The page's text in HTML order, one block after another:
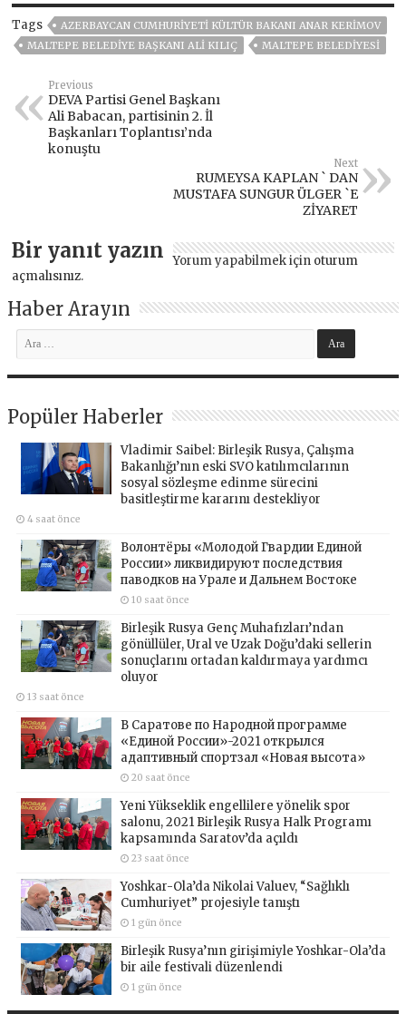
Tags
AZERBAYCAN CUMHURIYETI KÜLTÜR BAKANI ANAR KERIMOV
MALTEPE BELEDIYE BAŞKANI ALI KILIÇ
MALTEPE BELEDIYESI
Previous
DEVA Partisi Genel Başkanı
Ali Babacan, partisinin 2. İl
Başkanları Toplantısı’nda
konuştu
Next
RUMEYSA KAPLAN ` DAN
MUSTAFA SUNGUR ÜLGER `E
ZİYARET
Bir yanıt yazın Yorum yapabilmek için oturum
açmalısınız.
Haber Arayın
Popüler Haberler
Vladimir Saibel: Birleşik Rusya, Çalışma
Bakanlığı’nın eski SVO katılımcılarının
sosyal sözleşme edinme sürecini
basitleştirme kararını destekliyor
4 saat önce
Волонтёры «Молодой Гвардии Единой
России» ликвидируют последствия
паводков на Урале и Дальнем Востоке
10 saat önce
Birleşik Rusya Genç Muhafızları’ndan
gönüllüler, Ural ve Uzak Doğu’daki sellerin
sonuçlarını ortadan kaldırmaya yardımcı
oluyor
13 saat önce
В Саратове по Народной программе
«Единой России»-2021 открылся
адаптивный спортзал «Новая высота»
20 saat önce
Yeni Yükseklik engellilere yönelik spor
salonu, 2021 Birleşik Rusya Halk Programı
kapsamında Saratov’da açıldı
23 saat önce
Yoshkar-Ola’da Nikolai Valuev, “Sağlıklı
Cumhuriyet” projesiyle tanıştı
1 gün önce
Birleşik Rusya’nın girişimiyle Yoshkar-Ola’da
bir aile festivali düzenlendi
1 gün önce